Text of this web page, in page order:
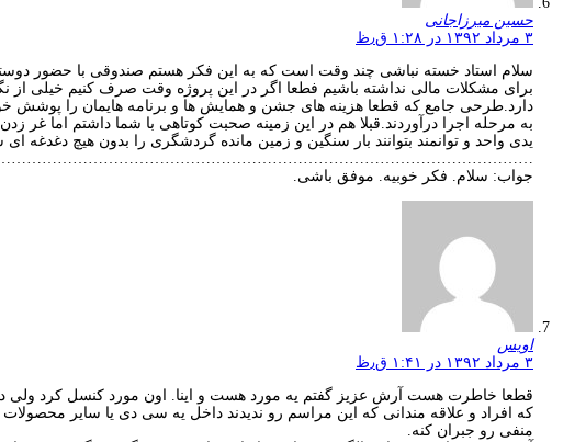
حسین میرزاجانی
۳ مرداد ۱۳۹۲ در ۱:۲۸ ق٫ظ
سلام استاد خسته نباشی چند وقت است که به این فکر هستم صندوقی با حضور
برای مشکلات مالی نداشته باشیم فطعا اگر در این پروژه وقت صرف کنیم خیلی
دارد.طرحی جامع که قطعا هزینه های جشن و همایش ها و برنامه هایمان را پوشش
یدی واحد و توانمند بتوانند بار سنگین و زمین مانده گردشگری را بدون هیچ دغدغه
جواب: سلام. فکر خوبیه. موفق باشی.
اویس
۳ مرداد ۱۳۹۲ در ۱:۴۱ ق٫ظ
قطعا خاطرت هست آرش عزیز گفتم یه مورد هست و اینا. اون مورد کنسل کرد ولی
که افراد و علاقه مندانی که این مراسم رو ندیدند داخل یه سی دی یا سایر محصولات
منفی رو جبران کنه.